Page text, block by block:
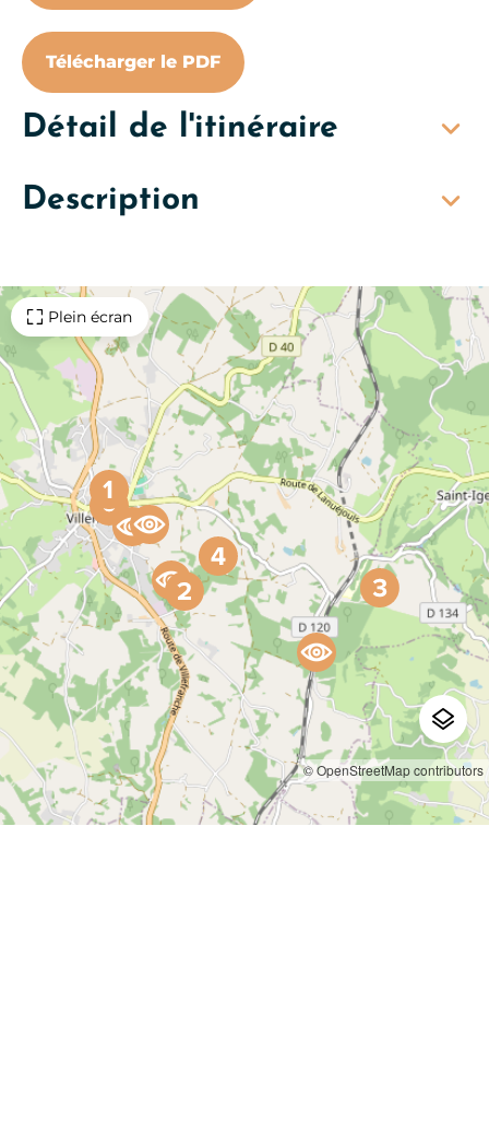
Détail de l'itinéraire
Description
Télécharger le PDF
Plein écran
© OpenStreetMap contributors